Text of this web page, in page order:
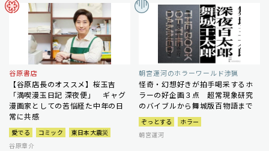
谷原書店
【谷原店長のオススメ】桜玉吉
「満喫漫玉日記 深夜便」 ギャグ
漫画家としての苦悩経た中年の日
常に共感
愛でる コミック
東日本大震災
谷原章介
朝宮運河のホラーワールド渉猟
怪奇・幻想好きが拍手喝采するホ
ラーの好企画３点 超常現象研究
のバイブルから舞城版百物語まで
ぞっとする
ホラー
朝宮運河